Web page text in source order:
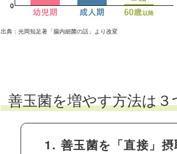
出典：光岡知足著「腸内細菌の話」より改変
善玉菌を増やす方法は３
1. 善玉菌を「直接」摂